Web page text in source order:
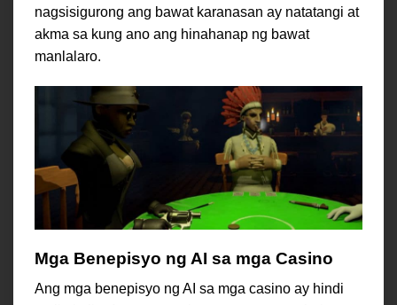
nagsisigurong ang bawat karanasan ay natatangi at
akma sa kung ano ang hinahanap ng bawat
manlalaro.
Mga Benepisyo ng AI sa mga Casino
Ang mga benepisyo ng AI sa mga casino ay hindi